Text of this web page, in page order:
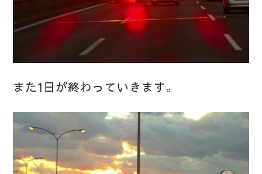
また1日が終わっていきます。